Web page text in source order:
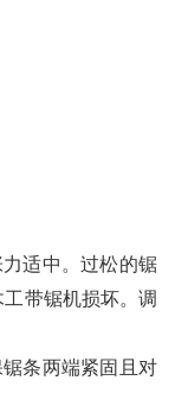
适中。过松的锯
带锯机损坏。调
条两端紧固且对